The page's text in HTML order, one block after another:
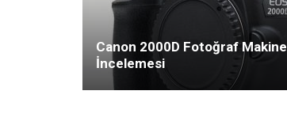
Canon 2000D Fotoğraf Makine
İncelemesi